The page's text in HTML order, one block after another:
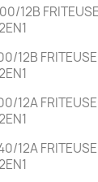
12B
12B
12A
12A